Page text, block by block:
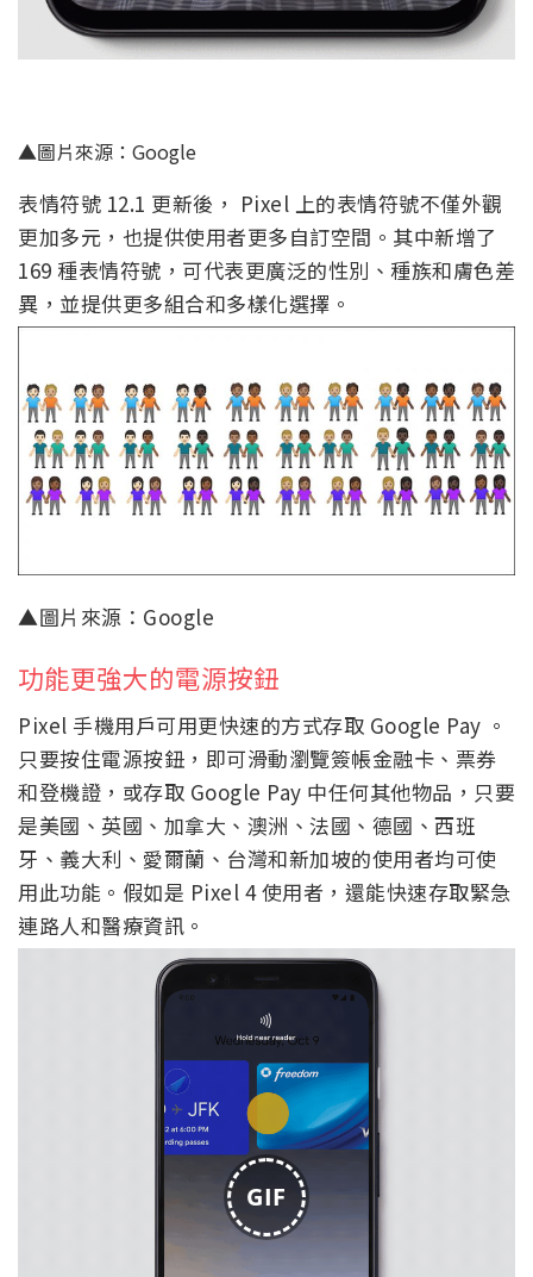
▲圖片來源：Google
表情符號 12.1 更新後， Pixel 上的表情符號不僅外觀
更加多元，也提供使用者更多自訂空間。其中新增了
169 種表情符號，可代表更廣泛的性別、種族和膚色差
異，並提供更多組合和多樣化選擇。
▲圖片來源：Google
功能更強大的電源按鈕
Pixel 手機用戶可用更快速的方式存取 Google Pay 。
只要按住電源按鈕，即可滑動瀏覽簽帳金融卡、票券
和登機證，或存取 Google Pay 中任何其他物品，只要
是美國、英國、加拿大、澳洲、法國、德國、西班
牙、義大利、愛爾蘭、台灣和新加坡的使用者均可使
用此功能。假如是 Pixel 4 使用者，還能快速存取緊急
連路人和醫療資訊。
GIF